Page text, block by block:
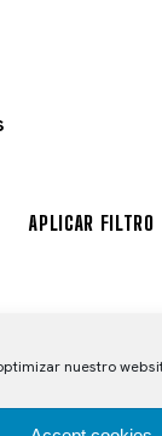
nuestro
APLICAR FILTRO
–